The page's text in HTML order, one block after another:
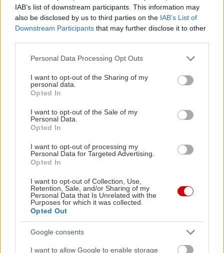
IAB’s list of downstream participants. This information may
also be disclosed by us to third parties on the IAB’s List of
Downstream Participants that may further disclose it to other
Please note that this website/app uses one or more Google
not limited to your visit or usage behaviour. You may click to
grant or deny consent to Google and its third-party tags to
use your data for below specified purposes in below Google
consent section.
Personal Data Processing Opt Outs
I want to opt-out of the Sharing of my
personal data.
Opted In
I want to opt-out of the Sale of my
Personal Data.
Opted In
I want to opt-out of processing my
Personal Data for Targeted Advertising.
Opted In
I want to opt-out of Collection, Use,
Retention, Sale, and/or Sharing of my
Personal Data that Is Unrelated with the
Purposes for which it was collected.
Opted Out
Google consents
I want to allow Google to enable storage
χειροποίητες μπάρες δημητριακών, αραβικές πίτες
με κινόα αλλά και σαλάτες ή χορταστικά
Αλεξανδρινό
Εμμανουήλ Μπενάκη 69, τηλ: 210 3827780